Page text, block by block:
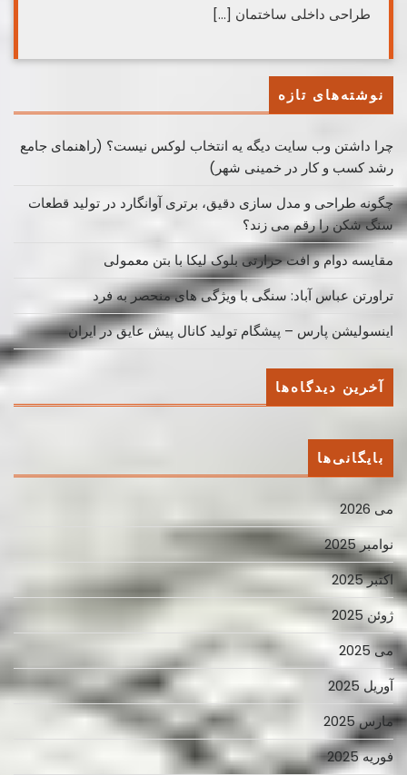
طراحی داخلی ساختمان […]
نوشته‌های تازه
چرا داشتن وب سایت دیگه یه انتخاب لوکس نیست؟ (راهنمای جامع
رشد کسب ‌و کار در خمینی ‌شهر)
چگونه طراحی و مدل سازی دقیق، برتری آوانگارد در تولید قطعات
سنگ شکن را رقم می زند؟
مقایسه دوام و افت حرارتی بلوک لیکا با بتن معمولی
تراورتن عباس آباد: سنگی با ویژگی های منحصر به فرد
اینسولیشن پارس – پیشگام تولید کانال پیش عایق در ایران
آخرین دیدگاه‌ها
بایگانی‌ها
می 2026
نوامبر 2025
اکتبر 2025
ژوئن 2025
می 2025
آوریل 2025
مارس 2025
فوریه 2025